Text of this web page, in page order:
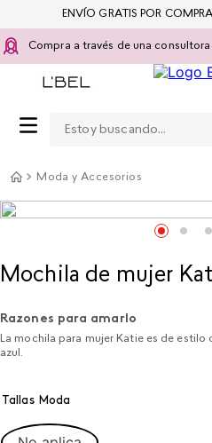
Compra a través de una
ENVÍO GRATIS POR
Moda y Accesorios
Mochila de mujer
Razones para amarlo
La mochila para mujer Katie es de
azul.
Tallas Moda